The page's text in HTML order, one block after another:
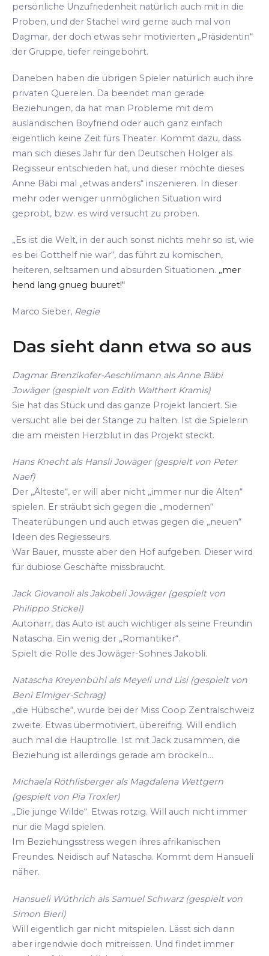
persönliche Unzufriedenheit natürlich auch mit in die
Proben, und der Stachel wird gerne auch mal von
Dagmar, der doch etwas sehr motivierten „Präsidentin“
der Gruppe, tiefer reingebohrt.
Daneben haben die übrigen Spieler natürlich auch ihre
privaten Querelen. Da beendet man gerade
Beziehungen, da hat man Probleme mit dem
ausländischen Boyfriend oder auch ganz einfach
eigentlich keine Zeit fürs Theater. Kommt dazu, dass
man sich dieses Jahr für den Deutschen Holger als
Regisseur entschieden hat, und dieser möchte dieses
Anne Bäbi mal „etwas anders“ inszenieren. In dieser
mehr oder weniger unmöglichen Situation wird
geprobt, bzw. es wird versucht zu proben.
„Es ist die Welt, in der auch sonst nichts mehr so ist, wie
es bei Gotthelf nie war“, das führt zu komischen,
heiteren, seltsamen und absurden Situationen. „mer
hend lang gnueg buuret!“
Marco Sieber, Regie
Das sieht dann etwa so aus
Dagmar Brenzikofer-Aeschlimann als Anne Bäbi
Jowäger (gespielt von Edith Walthert Kramis)
Sie hat das Stück und das ganze Projekt lanciert. Sie
versucht alle bei der Stange zu halten. Ist die Spielerin
die am meisten Herzblut in das Projekt steckt.
Hans Knecht als Hansli Jowäger (gespielt von Peter
Naef)
Der „Älteste“, er will aber nicht „immer nur die Alten“
spielen. Er sträubt sich gegen die „modernen“
Theaterübungen und auch etwas gegen die „neuen“
Ideen des Regiesseurs.
War Bauer, musste aber den Hof aufgeben. Dieser wird
für dubiose Geschäfte missbraucht.
Jack Giovanoli als Jakobeli Jowäger (gespielt von
Philippo Stickel)
Autonarr, das Auto ist auch wichtiger als seine Freundin
Natascha. Ein wenig der „Romantiker“.
Spielt die Rolle des Jowäger-Sohnes Jakobli.
Natascha Kreyenbühl als Meyeli und Lisi (gespielt von
Beni Elmiger-Schrag)
„die Hübsche“, wurde bei der Miss Coop Zentralschweiz
zweite. Etwas übermotiviert, übereifrig. Will endlich
auch mal die Hauptrolle. Ist mit Jack zusammen, die
Beziehung ist allerdings gerade am bröckeln...
Michaela Röthlisberger als Magdalena Wettgern
(gespielt von Pia Troxler)
„Die junge Wilde“. Etwas rotzig. Will auch nicht immer
nur die Magd spielen.
Im Beziehungsstress wegen ihres afrikanischen
Freundes. Neidisch auf Natascha. Kommt dem Hansueli
näher.
Hansueli Wüthrich als Samuel Schwarz (gespielt von
Simon Bieri)
Will eigentlich gar nicht mitspielen. Lässt sich dann
aber irgendwie doch mitreissen. Und findet immer